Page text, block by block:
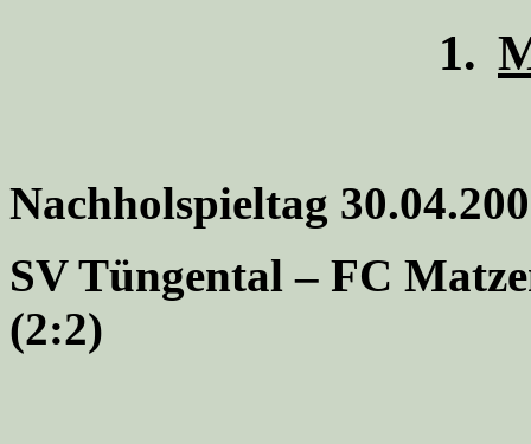
1.
Nachholspieltag
SV Tüngental – FC
(2:2)